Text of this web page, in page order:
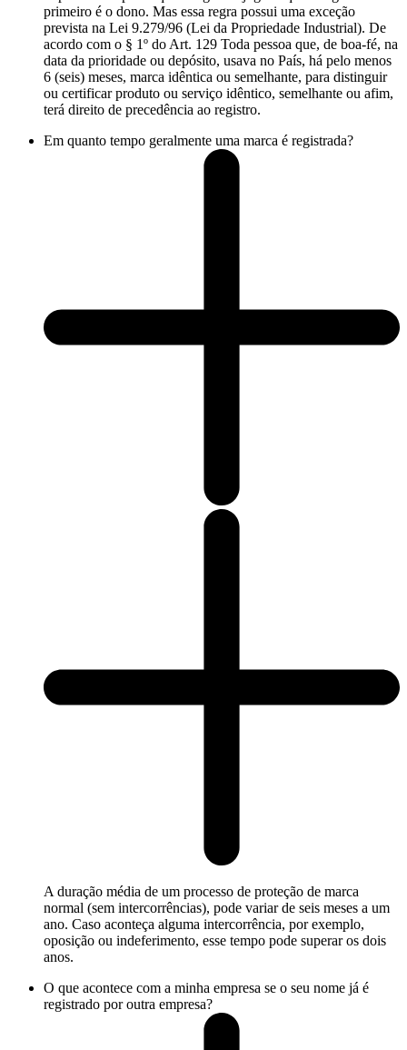
primeiro é o dono. Mas essa regra possui uma exceção
prevista na Lei 9.279/96 (Lei da Propriedade Industrial). De
acordo com o § 1º do Art. 129 Toda pessoa que, de boa-fé, na
data da prioridade ou depósito, usava no País, há pelo menos
6 (seis) meses, marca idêntica ou semelhante, para distinguir
ou certificar produto ou serviço idêntico, semelhante ou afim,
terá direito de precedência ao registro.
Em quanto tempo geralmente uma marca é registrada?
A duração média de um processo de proteção de marca
normal (sem intercorrências), pode variar de seis meses a um
ano. Caso aconteça alguma intercorrência, por exemplo,
oposição ou indeferimento, esse tempo pode superar os dois
anos.
O que acontece com a minha empresa se o seu nome já é
registrado por outra empresa?